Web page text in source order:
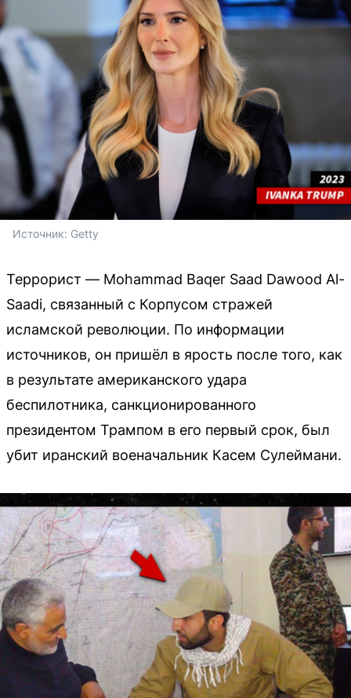
Источник: Getty
Террорист — Mohammad Baqer Saad Dawood Al-
Saadi, связанный с Корпусом стражей
исламской революции. По информации
источников, он пришёл в ярость после того, как
в результате американского удара
беспилотника, санкционированного
президентом Трампом в его первый срок, был
убит иранский военачальник Касем Сулеймани.